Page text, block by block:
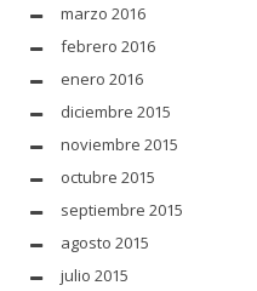
marzo 2016
febrero 2016
enero 2016
diciembre 2015
noviembre 2015
octubre 2015
septiembre 2015
agosto 2015
julio 2015